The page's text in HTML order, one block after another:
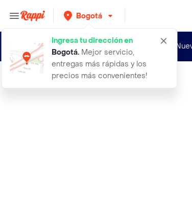
Bogotá
Ingresa tu dirección en
Bogotá. Mejor servicio,
entregas más rápidas y los
precios más convenientes!
3 tintas bk genericas para l4150 l4